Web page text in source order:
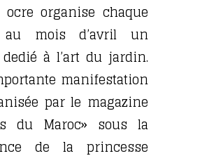
organise chaque
au mois d’avril un
à l’art du jardin.
manifestation
par le magazine
du Maroc» sous la
de la princesse